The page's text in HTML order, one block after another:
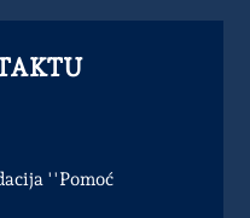
''Pomoć